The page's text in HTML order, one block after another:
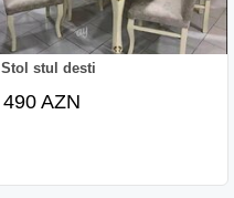
Stol stul desti
490 AZN